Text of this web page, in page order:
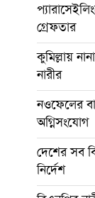
গ্রেফতার
কুমিল্লায়
নারীর
নওফেলের
অগ্নিসংযোগ
দেশের সব
নির্দেশ